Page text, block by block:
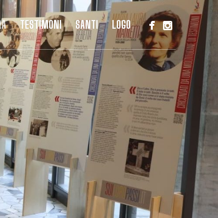
TESTIMONI SANTI LOGO